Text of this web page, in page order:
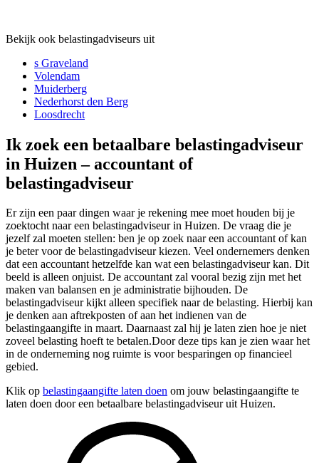
Bekijk ook belastingadviseurs uit
s Graveland
Volendam
Muiderberg
Nederhorst den Berg
Loosdrecht
Ik zoek een betaalbare belastingadviseur
in Huizen – accountant of
belastingadviseur
Er zijn een paar dingen waar je rekening mee moet houden bij je
zoektocht naar een belastingadviseur in Huizen. De vraag die je
jezelf zal moeten stellen: ben je op zoek naar een accountant of kan
je beter voor de belastingadviseur kiezen. Veel ondernemers denken
dat een accountant hetzelfde kan wat een belastingadviseur kan. Dit
beeld is alleen onjuist. De accountant zal vooral bezig zijn met het
maken van balansen en je administratie bijhouden. De
belastingadviseur kijkt alleen specifiek naar de belasting. Hierbij kan
je denken aan aftrekposten of aan het indienen van de
belastingaangifte in maart. Daarnaast zal hij je laten zien hoe je niet
zoveel belasting hoeft te betalen.Door deze tips kan je zien waar het
in de onderneming nog ruimte is voor besparingen op financieel
gebied.
Klik op belastingaangifte laten doen om jouw belastingaangifte te
laten doen door een betaalbare belastingadviseur uit Huizen.